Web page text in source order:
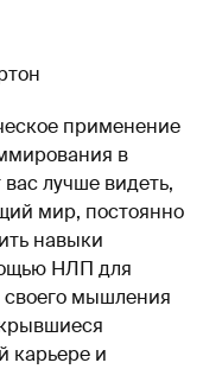
применение
в
лучше видеть,
мир, постоянно
навыки
НЛП для
своего мышления
карьере и